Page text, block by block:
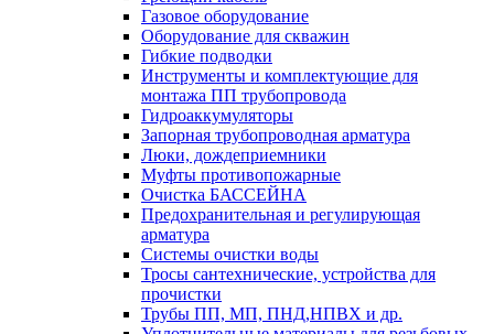
Газовое оборудование
Оборудование для скважин
Гибкие подводки
Инструменты и комплектующие для
монтажа ПП трубопровода
Гидроаккумуляторы
Запорная трубопроводная арматура
Люки, дождеприемники
Муфты противопожарные
Очистка БАССЕЙНА
Предохранительная и регулирующая
арматура
Системы очистки воды
Тросы сантехнические, устройства для
прочистки
Трубы ПП, МП, ПНД,НПВХ и др.